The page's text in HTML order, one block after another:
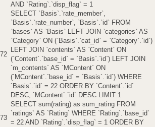
AND `Rating`.`disp_flag` = 1
72
SELECT `Basis`.`rate_member`,
`Basis`.`rate_number`, `Basis`.`id` FROM
`bases` AS `Basis` LEFT JOIN `categories` AS
`Category` ON (`Basis`.`cat_id` = `Category`.`id`)
LEFT JOIN `contents` AS `Content` ON
(`Content`.`base_id` = `Basis`.`id`) LEFT JOIN
`m_contents` AS `MContent` ON
(`MContent`.`base_id` = `Basis`.`id`) WHERE
`Basis`.`id` = 22 ORDER BY `Content`.`id`
DESC, `MContent`.`id` DESC LIMIT 1
73
SELECT sum(rating) as sum_rating FROM
`ratings` AS `Rating` WHERE `Rating`.`base_id`
= 22 AND `Rating`.`disp_flag` = 1 ORDER BY